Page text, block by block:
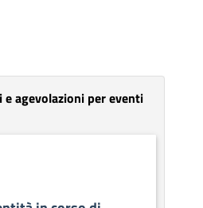
agevolazioni per eventi